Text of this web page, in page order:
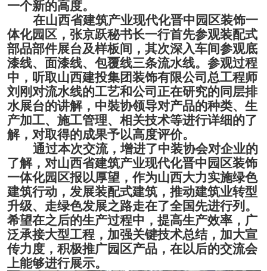
一个新的高度。
在山西省建筑产业现代化晋中园区装饰一
体化园区，张京跃秘书长一行首先参观装配式
部品部件展台及样板间，其次深入车间参观底
漆线、面漆线、包覆线三条流水线。参观过程
中 ， 听取山西建投集团装饰有限公司总工程师
刘刚 对流水线的工艺和公司正在研究的同层排
水展台的讲解， 中裝协领导对产品的种类、生
产加工、施工管理、相关技术等进行详细的了
解，对取得的成果予以高度评价。
通过本次交流，增进了中装协会对企业的
了解，对山西省建筑产业现代化晋中园区装饰
一体化园区报以厚望，作为山西大力实施绿色
建筑行动，发展装配式建筑，推动建筑业转型
升级、走绿色发展之路走在了全国先进行列 。
希望在之后的生产过程中，提高生产效率，广
泛承接大型工程，加强关键技术总结，加大宣
传力度，积极推广园区产品，在以后的交流会
上能够进行展示。